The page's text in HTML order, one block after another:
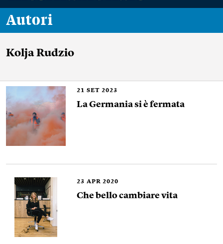
Autori
Kolja Rudzio
21 SET 2023
La Germania si è fermata
23 APR 2020
Che bello cambiare vita